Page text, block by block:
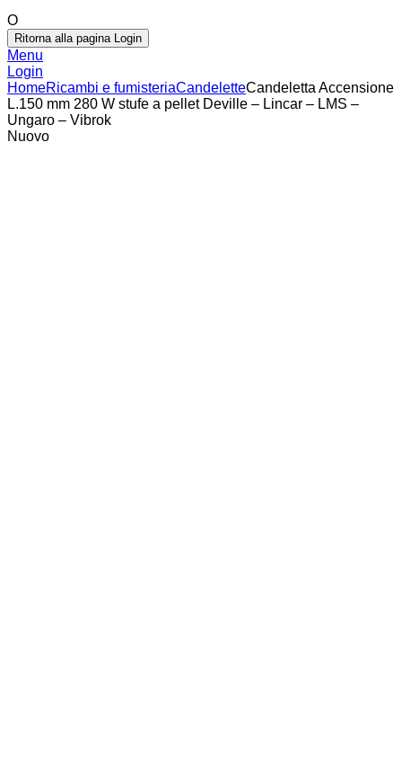
O
Ritorna alla pagina Login
Menu
Login
HomeRicambi e fumisteriaCandeletteCandeletta Accensione
L.150 mm 280 W stufe a pellet Deville – Lincar – LMS –
Ungaro – Vibrok
Nuovo